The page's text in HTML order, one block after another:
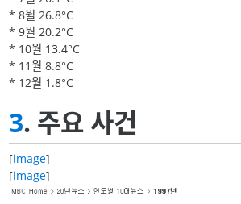
* 8월 26.8°C
* 9월 20.2°C
* 10월 13.4°C
* 11월 8.8°C
* 12월 1.8°C
3. 주요 사건
[image]
[image]